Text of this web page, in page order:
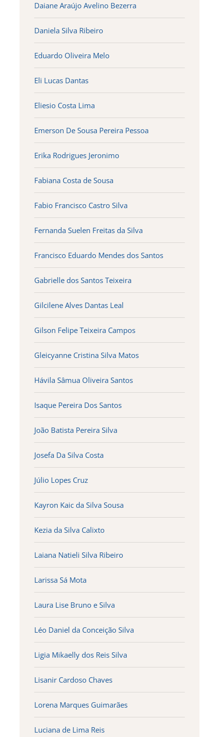
Daiane Araújo Avelino Bezerra
Daniela Silva Ribeiro
Eduardo Oliveira Melo
Eli Lucas Dantas
Eliesio Costa Lima
Emerson De Sousa Pereira Pessoa
Erika Rodrigues Jeronimo
Fabiana Costa de Sousa
Fabio Francisco Castro Silva
Fernanda Suelen Freitas da Silva
Francisco Eduardo Mendes dos Santos
Gabrielle dos Santos Teixeira
Gilcilene Alves Dantas Leal
Gilson Felipe Teixeira Campos
Gleicyanne Cristina Silva Matos
Hávila Sâmua Oliveira Santos
Isaque Pereira Dos Santos
João Batista Pereira Silva
Josefa Da Silva Costa
Júlio Lopes Cruz
Kayron Kaic da Silva Sousa
Kezia da Silva Calixto
Laiana Natieli Silva Ribeiro
Larissa Sá Mota
Laura Lise Bruno e Silva
Léo Daniel da Conceição Silva
Ligia Mikaelly dos Reis Silva
Lisanir Cardoso Chaves
Lorena Marques Guimarães
Luciana de Lima Reis